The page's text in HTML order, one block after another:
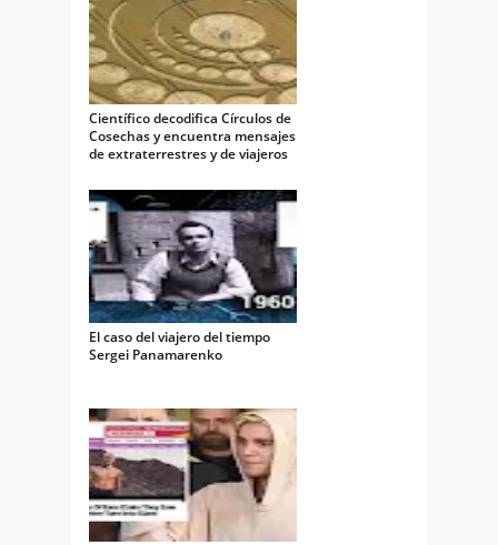
Científico decodifica Círculos de
Cosechas y encuentra mensajes
de extraterrestres y de viajeros
El caso del viajero del tiempo
Sergei Panamarenko